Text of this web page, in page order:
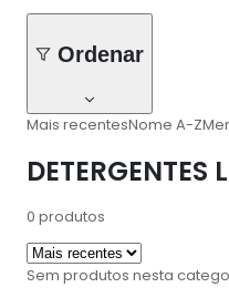
Ordenar
Mais recentesNome A-Z
DETERGENTES
0 produtos
Sem produtos nesta